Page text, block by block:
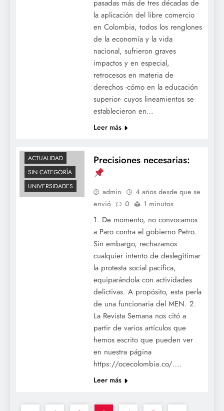
pasadas más de tres décadas de
la aplicación del libre comercio
en Colombia, todos los renglones
de la economía y la vida
nacional, sufrieron graves
impactos y en especial,
retrocesos en materia de
derechos -cómo en la educación
superior- cuyos lineamientos se
establecieron en…
Leer más
ACTUALIDAD
SIN CATEGORÍA
UNIVERSIDADES
Precisiones necesarias:
admin
4 años desde que se
envió
0 1 minutos
1. De momento, no convocamos
a Paro contra el gobierno Petro.
Sin embargo, rechazamos
cualquier intento de deslegitimar
la protesta social pacífica,
equiparándola con actividades
delictivas. A propósito, esta perla
de una funcionaria del MEN. 2.
La Revista Semana nos citó a
partir de varios artículos que
hemos escrito que pueden ver
en nuestra página
https://ocecolombia.co/….
Leer más